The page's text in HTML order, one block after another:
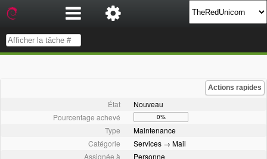
Actions rapides
État
Nouveau
Pourcentage achevé
0%
Type
Maintenance
Catégorie
Services → Mail
Assignée à
Personne